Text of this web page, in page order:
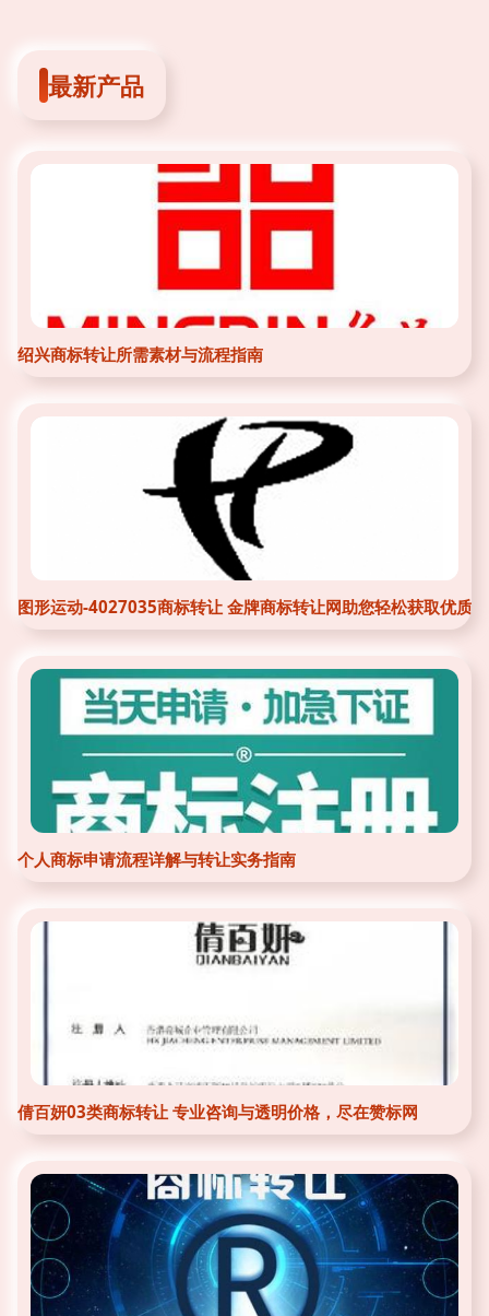
最新产品
绍兴商标转让所需素材与流程指南
图形运动-4027035商标转让 金牌商标转让网助您轻松获取优质
个人商标申请流程详解与转让实务指南
倩百妍03类商标转让 专业咨询与透明价格，尽在赞标网